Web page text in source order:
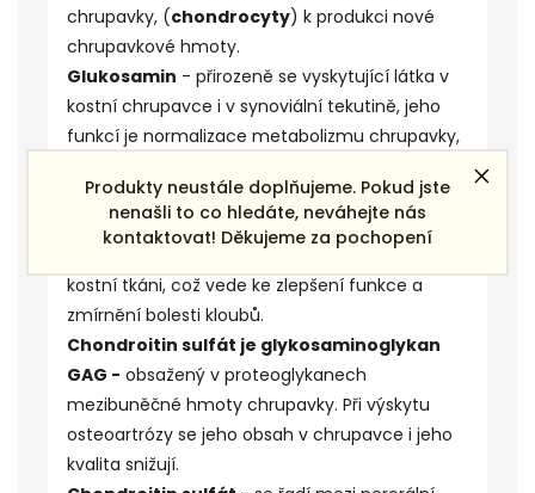
Produkty neustále doplňujeme. Pokud jste
nenašli to co hledáte, neváhejte nás
kontaktovat! Děkujeme za pochopení
chrupavky, (chondrocyty) k produkci nové
chrupavkové hmoty.
Glukosamin - přirozeně se vyskytující látka v
kostní chrupavce i v synoviální tekutině, jeho
funkcí je normalizace metabolizmu chrupavky,
degradace. Glukosamin při osteoartróze
podporuje tvorbuproteoglykanů , růst a výživu
a správné ukládání vápníku v
kostní tkáni, což vede ke zlepšení funkce a
zmírnění bolesti kloubů.
Chondroitin sulfát je glykosaminoglykan
GAG - obsažený v proteoglykanech
mezibuněčné hmoty chrupavky. Při výskytu
osteoartrózy se jeho obsah v chrupavce i jeho
kvalita snižují.